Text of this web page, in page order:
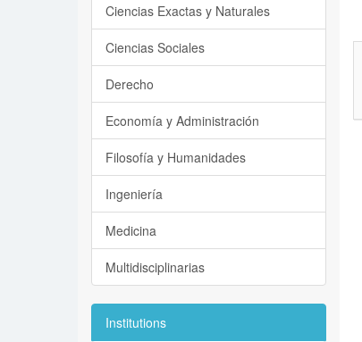
Ciencias Exactas y Naturales
Ciencias Sociales
Derecho
Economía y Administración
Filosofía y Humanidades
Ingeniería
Medicina
Multidisciplinarias
Institutions